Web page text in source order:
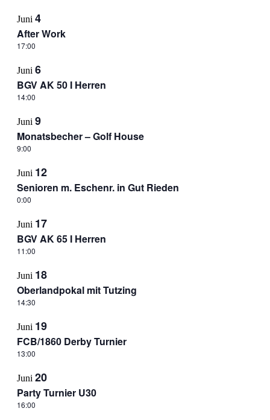
Juni 4
After Work
17:00
Juni 6
BGV AK 50 I Herren
14:00
Juni 9
Monatsbecher – Golf House
9:00
Juni 12
Senioren m. Eschenr. in Gut Rieden
0:00
Juni 17
BGV AK 65 I Herren
11:00
Juni 18
Oberlandpokal mit Tutzing
14:30
Juni 19
FCB/1860 Derby Turnier
13:00
Juni 20
Party Turnier U30
16:00